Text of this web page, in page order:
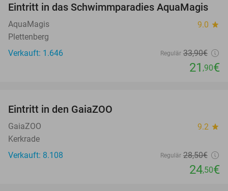
35%
Eintritt in das Schwimmparadies AquaMagis
AquaMagis 9.0 star
Plettenberg
Verkauft: 1.646
Regulär 33,90€
21 ,90€
Eintritt in den GaiaZOO
GaiaZOO 9.2 star
Kerkrade
Verkauft: 8.108
Regulär 28,50€
24,50€